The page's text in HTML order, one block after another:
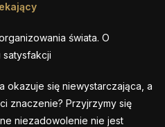
świata. O
okazuje się niewystarczająca, a
znaczenie? Przyjrzymy się
niezadowolenie nie jest